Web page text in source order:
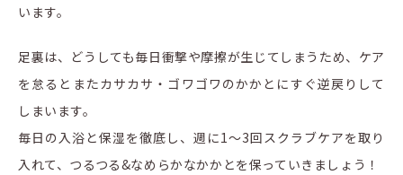
います。
足裏は、どうしても毎日衝撃や摩擦が生じてしまうため、ケア
を怠るとまたカサカサ・ゴワゴワのかかとにすぐ逆戻りして
しまいます。
毎日の入浴と保湿を徹底し、週に1～3回スクラブケアを取り
入れて、つるつる&なめらかなかかとを保っていきましょう！